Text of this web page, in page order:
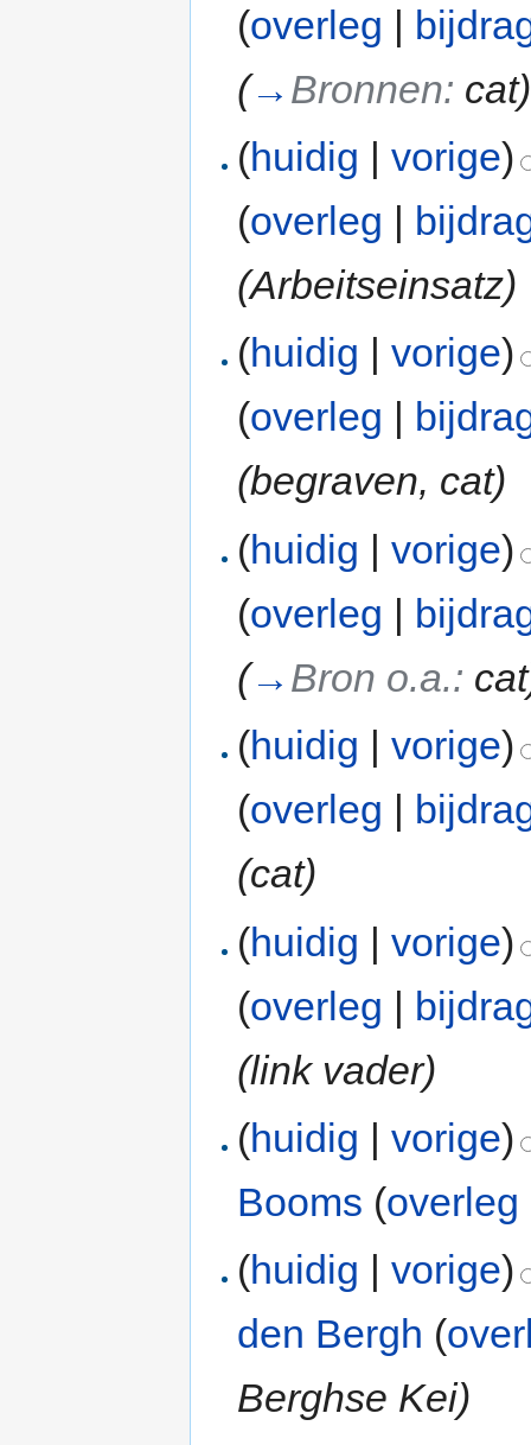
(overleg |
(→ Bronnen: cat)
(huidig |vorige)
(overleg |
(Arbeitseinsatz)
(huidig |vorige)
(overleg
(begraven, cat)
(huidig |vorige)
(overleg |
(→ Bron o.a.: cat
(huidig |vorige)
(overleg |
(cat)
(huidig |vorige)
(overleg |
(link vader)
(huidig |vorige)
Booms (overleg
(huidig |vorige)
den Bergh (
Berghse Kei)